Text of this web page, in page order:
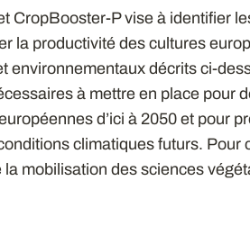
CropBooster-P vise à identifier
la productivité des cultures
environnementaux décrits ci-
à mettre en place pour
d’ici à 2050 et pour
climatiques futurs. Pour
la mobilisation des sciences